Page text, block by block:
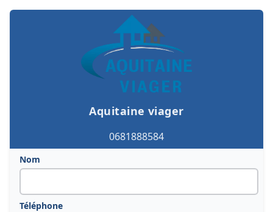
Aquitaine viager
0681888584
Nom
Téléphone